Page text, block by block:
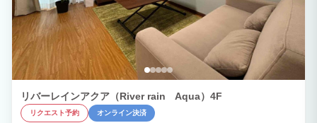
リバーレインアクア（River rain Aqua）4F
リクエスト予約 オンライン決済